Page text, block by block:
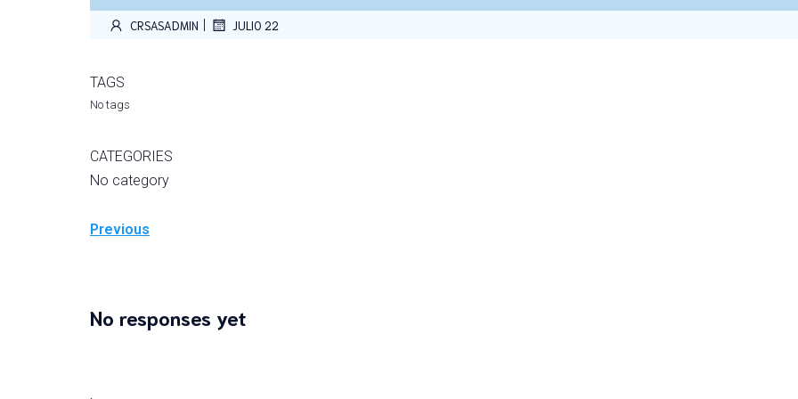
CRSASADMIN JULIO 22
TAGS
No tags
CATEGORIES
No category
Previous
No responses yet